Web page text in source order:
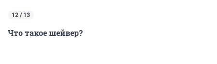
12 / 13
Что такое шейвер?